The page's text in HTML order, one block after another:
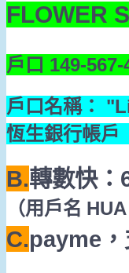
FLOWER
戶口 149-567-
戶口名稱：
恆生銀行帳戶
B.轉數快：
（用戶名
C.payme